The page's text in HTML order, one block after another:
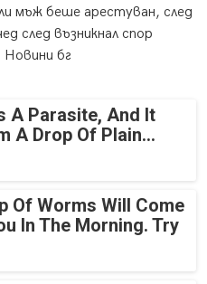
мъж беше арестуван, след
след възникнал спор
бг
A Parasite, And It
A Drop Of Plain...
Of Worms Will Come
In The Morning. Try